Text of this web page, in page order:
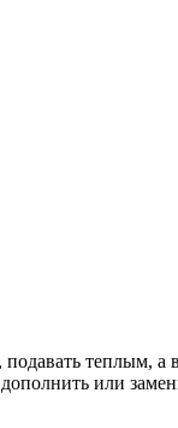
теплым, а
или